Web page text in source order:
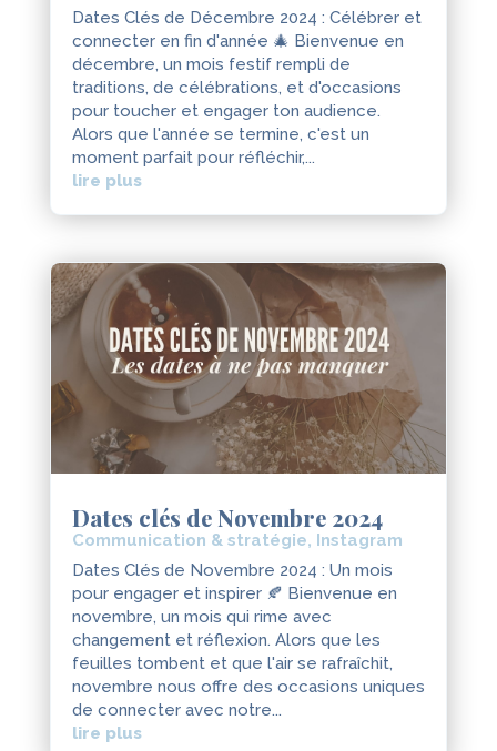
Dates Clés de Décembre 2024 : Célébrer et
connecter en fin d'année 🎄 Bienvenue en
décembre, un mois festif rempli de
traditions, de célébrations, et d'occasions
pour toucher et engager ton audience.
Alors que l'année se termine, c'est un
moment parfait pour réfléchir,...
lire plus
Dates clés de Novembre 2024
Communication & stratégie, Instagram
Dates Clés de Novembre 2024 : Un mois
pour engager et inspirer 🍂 Bienvenue en
novembre, un mois qui rime avec
changement et réflexion. Alors que les
feuilles tombent et que l'air se rafraîchit,
novembre nous offre des occasions uniques
de connecter avec notre...
lire plus